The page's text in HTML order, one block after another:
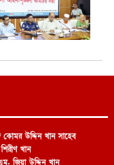
কোমর উদ্দিন খান সাহেব
খান
জিয়া উদ্দিন খান